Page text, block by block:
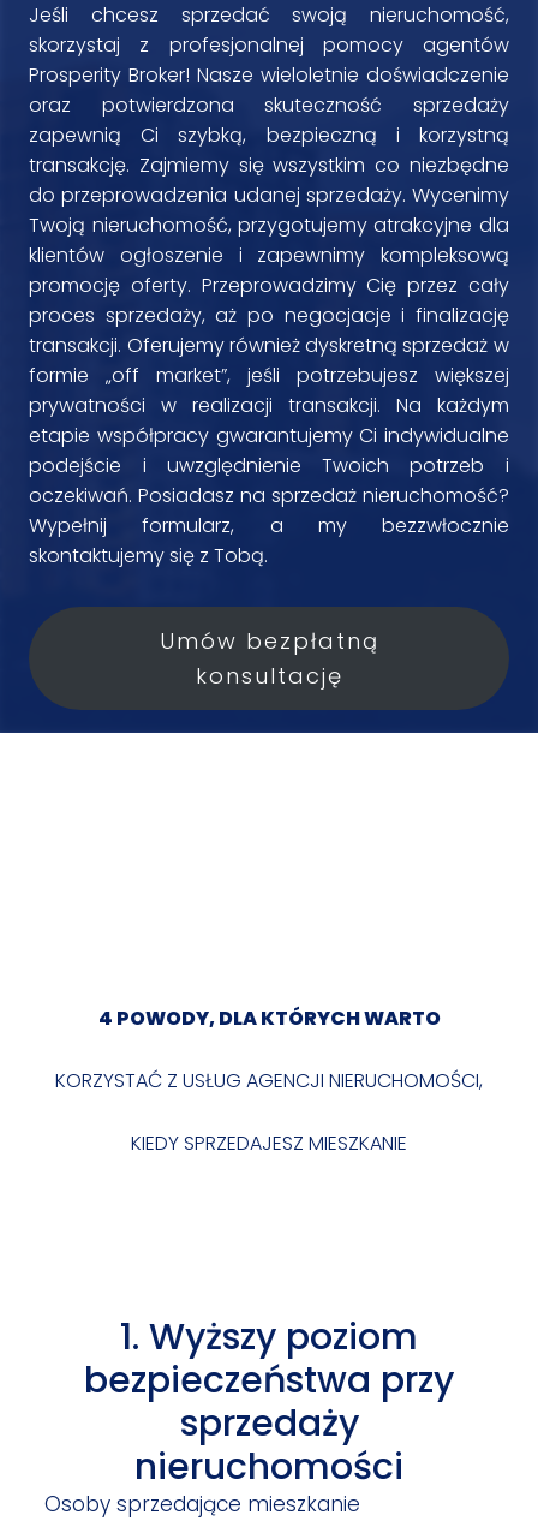
Jeśli chcesz sprzedać swoją nieruchomość,
skorzystaj z profesjonalnej pomocy agentów
Prosperity Broker! Nasze wieloletnie doświadczenie
oraz potwierdzona skuteczność sprzedaży
zapewnią Ci szybką, bezpieczną i korzystną
transakcję. Zajmiemy się wszystkim co niezbędne
do przeprowadzenia udanej sprzedaży. Wycenimy
Twoją nieruchomość, przygotujemy atrakcyjne dla
klientów ogłoszenie i zapewnimy kompleksową
promocję oferty. Przeprowadzimy Cię przez cały
proces sprzedaży, aż po negocjacje i finalizację
transakcji. Oferujemy również dyskretną sprzedaż w
formie „off market”, jeśli potrzebujesz większej
prywatności w realizacji transakcji. Na każdym
etapie współpracy gwarantujemy Ci indywidualne
podejście i uwzględnienie Twoich potrzeb i
oczekiwań. Posiadasz na sprzedaż nieruchomość?
Wypełnij formularz, a my bezzwłocznie
skontaktujemy się z Tobą.
Umów bezpłatną
konsultację
4 POWODY, DLA KTÓRYCH WARTO
KORZYSTAĆ Z USŁUG AGENCJI NIERUCHOMOŚCI,
KIEDY SPRZEDAJESZ MIESZKANIE
1. Wyższy poziom
bezpieczeństwa przy
sprzedaży
nieruchomości
Osoby sprzedające mieszkanie